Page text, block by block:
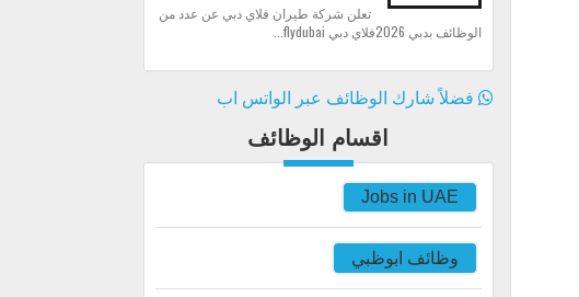
تعلن شركة طيران فلاي دبي عن عدد من
الوظائف بدبي 2026فلاي دبي flydubai...
فضلاً شارك الوظائف عبر الواتس اب
اقسام الوظائف
Jobs in UAE
وظائف ابوظبي